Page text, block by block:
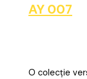
AY 007
O colecție